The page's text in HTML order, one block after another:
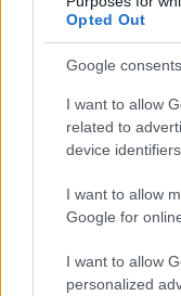
Opted Out
Google consents
I want to allow
related to
device
I want to allow
Google for
I want to allow
personalized
Alessandro
#MATTIA SARTORI